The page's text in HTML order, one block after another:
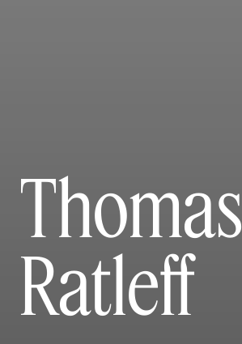
Thomas
Ratleff